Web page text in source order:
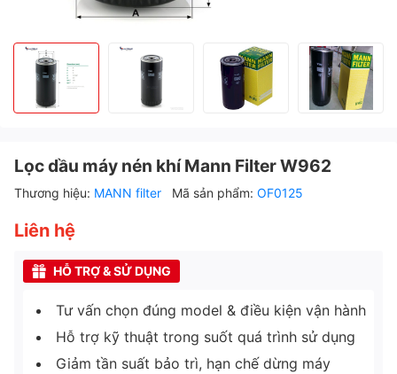
Lọc dầu máy nén khí Mann Filter W962
Thương hiệu: MANN filter Mã sản phẩm: OF0125
Liên hệ
HỖ TRỢ & SỬ DỤNG
Tư vấn chọn đúng model & điều kiện vận hành
Hỗ trợ kỹ thuật trong suốt quá trình sử dụng
Giảm tần suất bảo trì, hạn chế dừng máy